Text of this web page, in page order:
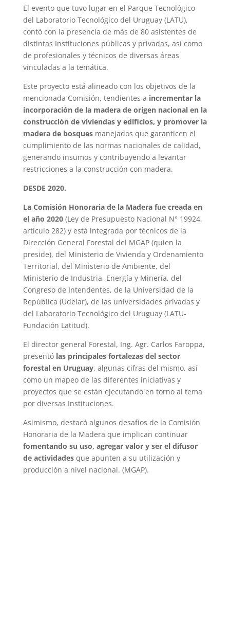
El evento que tuvo lugar en el Parque Tecnológico
del Laboratorio Tecnológico del Uruguay (LATU),
contó con la presencia de más de 80 asistentes de
distintas Instituciones públicas y privadas, así como
de profesionales y técnicos de diversas áreas
vinculadas a la temática.
Este proyecto está alineado con los objetivos de la
mencionada Comisión, tendientes a incrementar la
incorporación de la madera de origen nacional en la
construcción de viviendas y edificios, y promover la
madera de bosques manejados que garanticen el
cumplimiento de las normas nacionales de calidad,
generando insumos y contribuyendo a levantar
restricciones a la construcción con madera.
DESDE 2020.
La Comisión Honoraria de la Madera fue creada en
el año 2020(Ley de Presupuesto Nacional N° 19924,
artículo 282) y está integrada por técnicos de la
Dirección General Forestal del MGAP (quien la
preside), del Ministerio de Vivienda y Ordenamiento
Territorial, del Ministerio de Ambiente, del
Ministerio de Industria, Energía y Minería, del
Congreso de Intendentes, de la Universidad de la
República (Udelar), de las universidades privadas y
del Laboratorio Tecnológico del Uruguay (LATU-
Fundación Latitud).
El director general Forestal, Ing. Agr. Carlos Faroppa,
presentó las principales fortalezas del sector
forestal en Uruguay, algunas cifras del mismo, así
como un mapeo de las diferentes iniciativas y
proyectos que se están ejecutando en torno al tema
por diversas Instituciones.
Asimismo, destacó algunos desafíos de la Comisión
Honoraria de la Madera que implican continuar
fomentando su uso, agregar valor y ser el difusor
de actividadesque apunten a su utilización y
producción a nivel nacional. (MGAP).